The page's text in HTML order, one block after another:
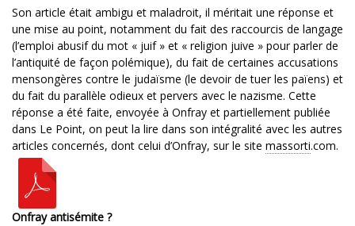
Son article était ambigu et maladroit, il méritait une réponse et
une mise au point, notamment du fait des raccourcis de langage
(l’emploi abusif du mot « juif » et « religion juive » pour parler de
l’antiquité de façon polémique), du fait de certaines accusations
mensongères contre le judaïsme (le devoir de tuer les païens) et
du fait du parallèle odieux et pervers avec le nazisme. Cette
réponse a été faite, envoyée à Onfray et partiellement publiée
dans Le Point, on peut la lire dans son intégralité avec les autres
articles concernés, dont celui d’Onfray, sur le site massorti.com.
Onfray antisémite ?